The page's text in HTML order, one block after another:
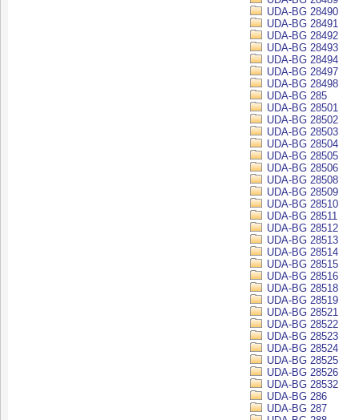
UDA-BG 28490
UDA-BG 28491
UDA-BG 28492
UDA-BG 28493
UDA-BG 28494
UDA-BG 28497
UDA-BG 28498
UDA-BG 285
UDA-BG 28501
UDA-BG 28502
UDA-BG 28503
UDA-BG 28504
UDA-BG 28505
UDA-BG 28506
UDA-BG 28508
UDA-BG 28509
UDA-BG 28510
UDA-BG 28511
UDA-BG 28512
UDA-BG 28513
UDA-BG 28514
UDA-BG 28515
UDA-BG 28516
UDA-BG 28518
UDA-BG 28519
UDA-BG 28521
UDA-BG 28522
UDA-BG 28523
UDA-BG 28524
UDA-BG 28525
UDA-BG 28526
UDA-BG 28532
UDA-BG 286
UDA-BG 287